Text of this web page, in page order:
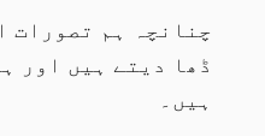
چنانچہ ہم تصورات
ڈھا دیتے ہیں اور
ہیں۔ 2 کرنتھیوں 10 : 5